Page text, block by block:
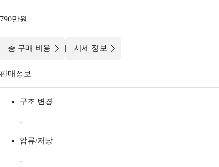
790만원
총 구매 비용 | 시세 정보
판매정보
구조 변경
-
압류/저당
-